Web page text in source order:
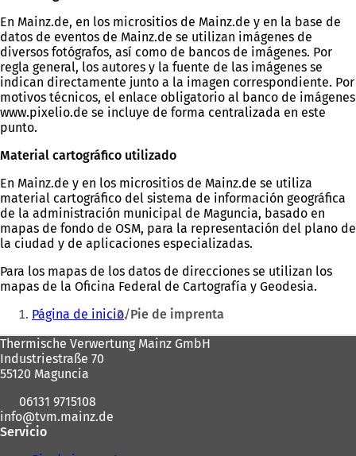
En Mainz.de, en los micrositios de Mainz.de y en la base de
datos de eventos de Mainz.de se utilizan imágenes de
diversos fotógrafos, así como de bancos de imágenes. Por
regla general, los autores y la fuente de las imágenes se
indican directamente junto a la imagen correspondiente. Por
motivos técnicos, el enlace obligatorio al banco de imágenes
www.pixelio.de se incluye de forma centralizada en este
punto.
Material cartográfico utilizado
En Mainz.de y en los micrositios de Mainz.de se utiliza
material cartográfico del sistema de información geográfica
de la administración municipal de Maguncia, basado en
mapas de fondo de OSM, para la representación del plano de
la ciudad y de aplicaciones especializadas.
Para los mapas de los datos de direcciones se utilizan los
mapas de la Oficina Federal de Cartografía y Geodesia.
Estás
aquí:
Página de inicio Pie de imprenta
Zona
de
pies
Thermische Verwertung Mainz GmbH
Industriestraße 70
55120 Maguncia
06131 9715108
info
tvm.mainz de
Servicio